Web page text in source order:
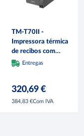
TM-T70II -
Impressora térmica
de recibos com
saída frontal,
cinzento escuro
Entregas
320,69 €
384,83 €Com IVA